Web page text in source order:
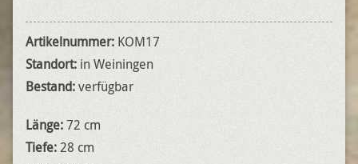
Artikelnummer: KOM17
Standort: in Weiningen
Bestand:verfügbar
Länge:72 cm
Tiefe:28 cm